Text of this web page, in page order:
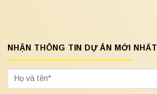
NHẬN THÔNG TIN DỰ ÁN MỚI NHẤT